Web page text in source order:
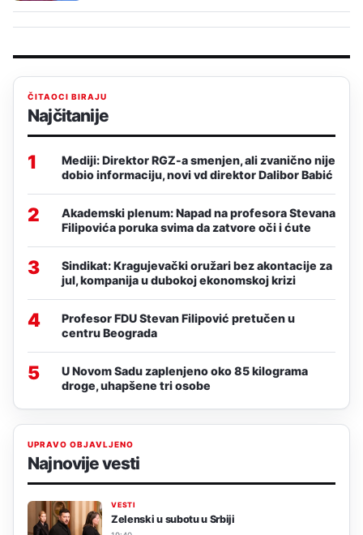
ČITAOCI BIRAJU
Najčitanije
1
Mediji: Direktor RGZ-a smenjen, ali zvanično nije
dobio informaciju, novi vd direktor Dalibor Babić
2
Akademski plenum: Napad na profesora Stevana
Filipovića poruka svima da zatvore oči i ćute
3
Sindikat: Kragujevački oružari bez akontacije za
jul, kompanija u dubokoj ekonomskoj krizi
4
Profesor FDU Stevan Filipović pretučen u
centru Beograda
5
U Novom Sadu zaplenjeno oko 85 kilograma
droge, uhapšene tri osobe
UPRAVO OBJAVLJENO
Najnovije vesti
VESTI
Zelenski u subotu u Srbiji